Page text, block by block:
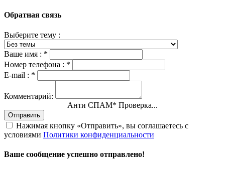
Обратная связь
Выберите тему :
Ваше имя : *
Номер телефона : *
E-mail : *
Комментарий:
Анти СПАМ* Проверка...
Отправить
Нажимая кнопку «Отправить», вы соглашаетесь с
условиями Политики конфиденциальности
Ваше сообщение успешно отправлено!